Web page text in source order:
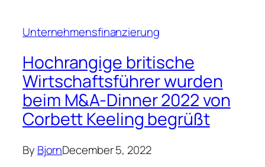
Unternehmensfinanzierung
Hochrangige britische
Wirtschaftsführer wurden
beim M&A-Dinner 2022 von
Corbett Keeling begrüßt
By BjornDecember 5, 2022